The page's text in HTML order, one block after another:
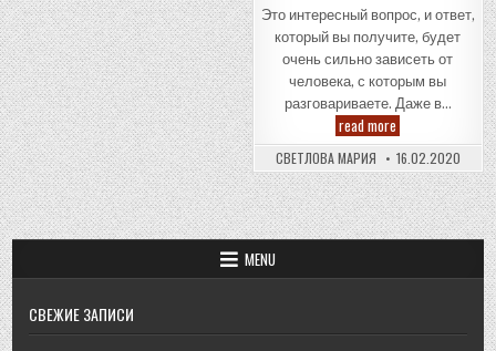
Это интересный вопрос, и ответ,
который вы получите, будет
очень сильно зависеть от
человека, с которым вы
разговариваете. Даже в…
read more
управляет
Сознательным
или
Разумом
СВЕТЛОВА МАРИЯ 16.02.2020
MENU
СВЕЖИЕ ЗАПИСИ